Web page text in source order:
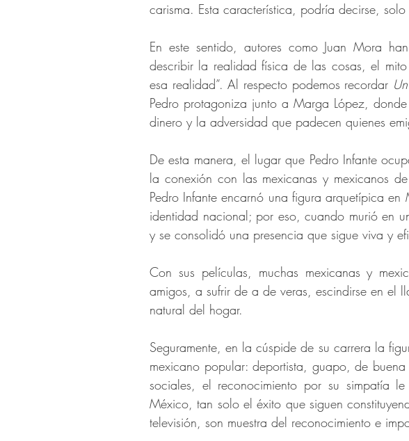
carisma. Esta característica, podría decirse,
En este sentido, autores como Juan Mora
describir la realidad física de las cosas, el
esa realidad”. Al respecto podemos recordar
Pedro protagoniza junto a Marga López,
dinero y la adversidad que padecen quienes
De esta manera, el lugar que Pedro Infante
la conexión con las mexicanas y mexicanos
Pedro Infante encarnó una figura arquetípica
identidad nacional; por eso, cuando murió en
y se consolidó una presencia que sigue viva y
Con sus películas, muchas mexicanas y
amigos, a sufrir de a de veras, escindirse en
natural del hogar.
Seguramente, en la cúspide de su carrera la
mexicano popular: deportista, guapo, de
sociales, el reconocimiento por su simpatía
México, tan solo el éxito que siguen
televisión, son muestra del reconocimiento e